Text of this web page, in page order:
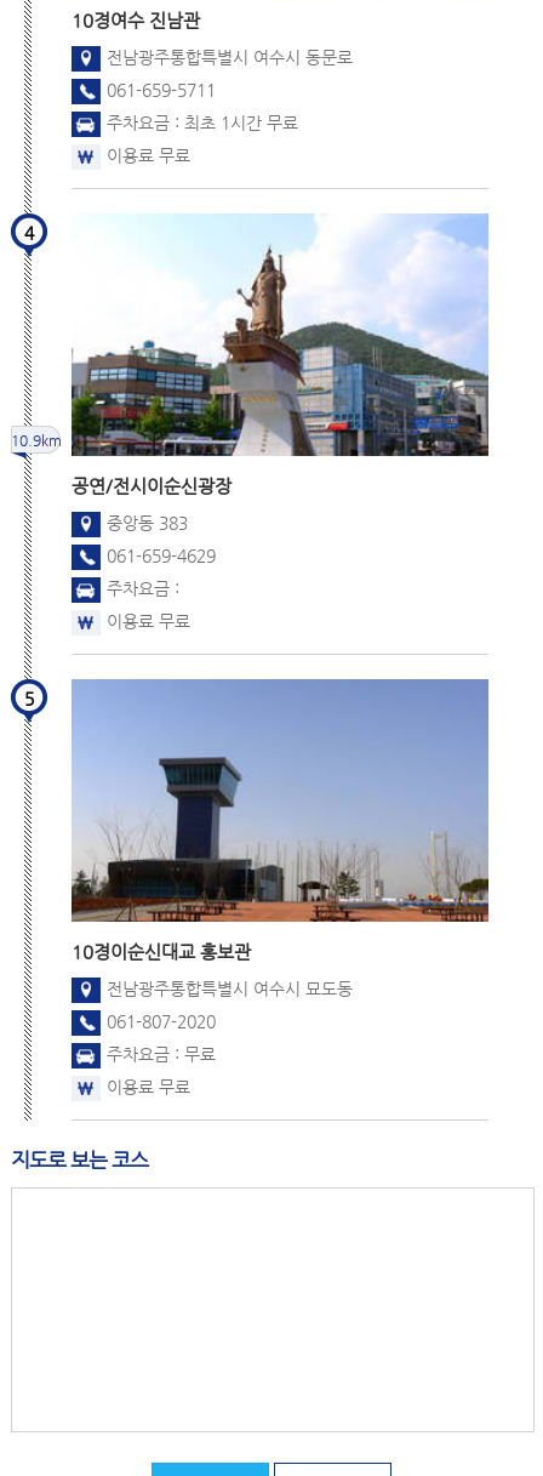
10경여수 진남관
전남광주통합특별시 여수시 동문로
061-659-5711
주차요금 : 최초 1시간 무료
이용료 무료
4
공연/전시 이순신광장
중앙동 383
061-659-4629
주차요금 :
이용료 무료
10.9km
5
10경이순신대교 홍보관
전남광주통합특별시 여수시 묘도동
061-807-2020
주차요금 : 무료
이용료 무료
지도로 보는 코스